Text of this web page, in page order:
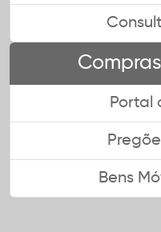
Portal
Bens